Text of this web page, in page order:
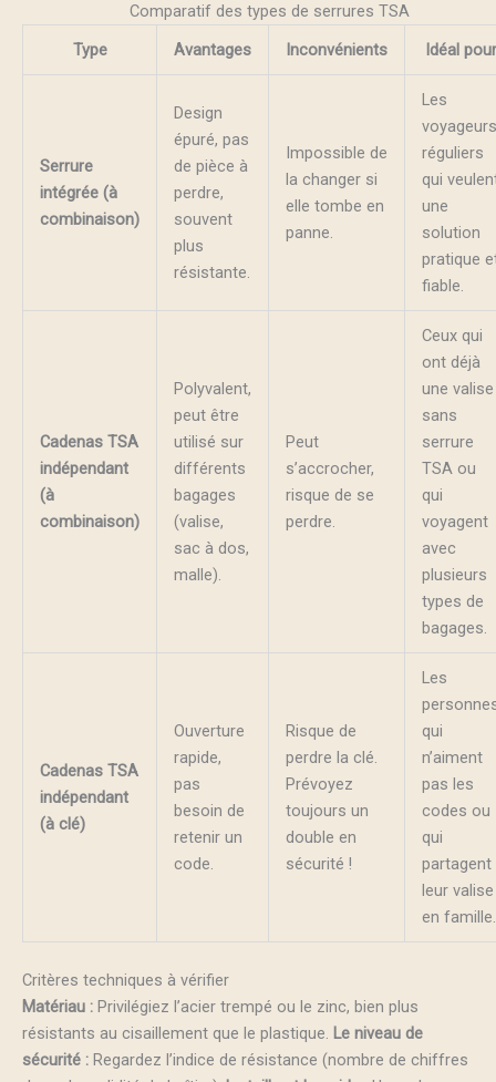
Comparatif des types de serrures TSA
Type
Avantages Inconvénients Idéal pour
Serrure
intégrée (à
combinaison)
Design
épuré, pas
de pièce à
perdre,
souvent
plus
résistante.
Impossible de
la changer si
elle tombe en
panne.
Les
voyageurs
réguliers
qui
une
solution
pratique
fiable.
Cadenas TSA
indépendant
(à
combinaison)
Polyvalent,
peut être
utilisé sur
différents
bagages
(valise,
sac à dos,
malle).
Peut
s’accrocher,
risque de se
perdre.
Ceux qui
ont déjà
une valise
sans
serrure
TSA ou
qui
voyagent
avec
plusieurs
types de
bagages.
Cadenas TSA
indépendant
(à clé)
Ouverture
rapide,
pas
besoin de
retenir un
code.
Risque de
perdre la clé.
Prévoyez
toujours un
double en
sécurité !
Les
qui
n’aiment
pas les
codes ou
qui
partagent
leur valise
en famille.
Critères techniques à vérifier
Matériau : Privilégiez l’acier trempé ou le zinc, bien plus
résistants au cisaillement que le plastique. Le niveau de
sécurité : Regardez l’indice de résistance (nombre de chiffres